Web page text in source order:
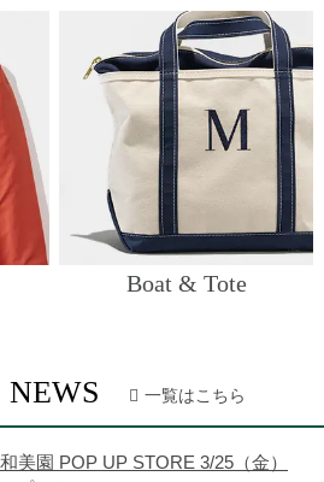
Boat & Tote
NEWS 一覧はこちら
美園 POP UP STORE 3/25（金）